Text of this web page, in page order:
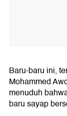
Baru-baru ini,
Mohammed
menuduh
baru sayap